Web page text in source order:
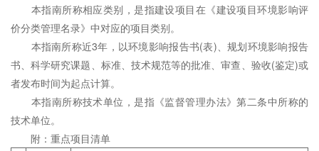
本指南所称相应类别，是指建设项目在《建设项目环境影响评
价分类管理名录》中对应的项目类别。
本指南所称近3年，以环境影响报告书(表)、规划环境影响报告
书、科学研究课题、标准、技术规范等的批准、审查、验收(鉴定)或
者发布时间为起点计算。
本指南所称技术单位，是指《监督管理办法》第二条中所称的
技术单位。
附：重点项目清单